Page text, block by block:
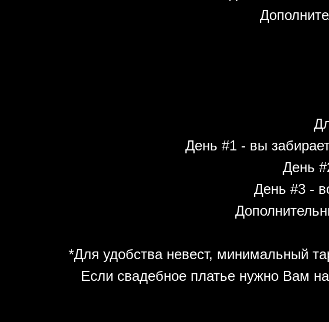
День #1 - вы
День
День #3 -
*Для удобства невест, минимальный
Если свадебное платье нужно Вам